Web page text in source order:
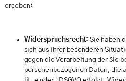
ergeben:
Widerspruchsrecht: Sie haben
sich aus Ihrer besonderen
gegen die Verarbeitung der Sie
personenbezogenen Daten, die